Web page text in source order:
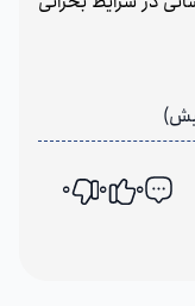
0
0
0